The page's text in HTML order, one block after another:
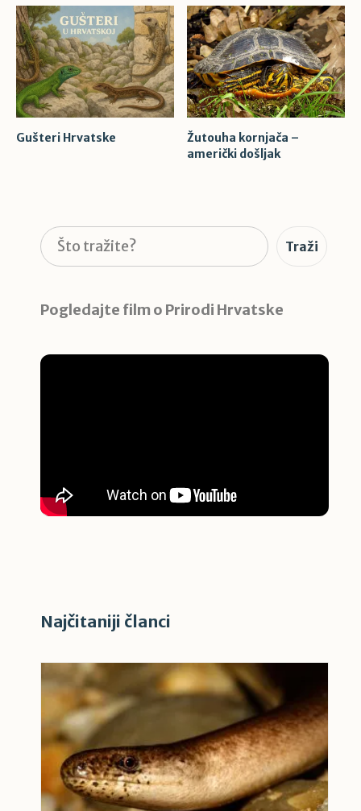
Gušteri Hrvatske
Žutouha kornjača –
američki došljak
Pretraga Traži
Pogledajte film o Prirodi Hrvatske
Najčitaniji članci